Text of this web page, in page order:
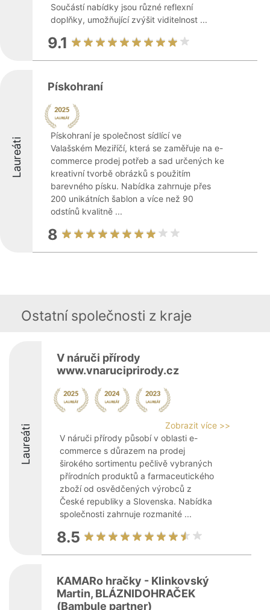
Součástí nabídky jsou různé reflexní
doplňky, umožňující zvýšit viditelnost ...
9.1
Laureáti
Pískohraní
Pískohraní je společnost sídlící ve
Valašském Meziříčí, která se zaměřuje na e-
commerce prodej potřeb a sad určených ke
kreativní tvorbě obrázků s použitím
barevného písku. Nabídka zahrnuje přes
200 unikátních šablon a více než 90
odstínů kvalitně ...
8
Ostatní společnosti z kraje
Laureáti
V náruči přírody
www.vnaruciprirody.cz
Zobrazit více >>
V náruči přírody působí v oblasti e-
commerce s důrazem na prodej
širokého sortimentu pečlivě vybraných
přírodních produktů a farmaceutického
zboží od osvědčených výrobců z
České republiky a Slovenska. Nabídka
společnosti zahrnuje rozmanité ...
8.5
KAMARo hračky - Klinkovský
Martin, BLÁZNIDOHRAČEK
(Bambule partner)